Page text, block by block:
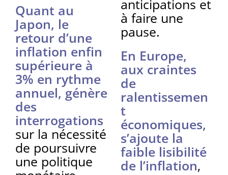
Quant au
Japon, le
retour d’une
inflation enfin
supérieure à
3% en rythme
annuel, génère
des
interrogations
sur la nécessité
de poursuivre
une politique
anticipations et
à faire une
pause.
En Europe,
aux craintes
de
ralentissemen
t
économiques,
s’ajoute la
faible lisibilité
de l’inflation,